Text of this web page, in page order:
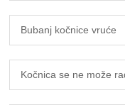
Bubanj kočnice vruće
Kočnica se ne može